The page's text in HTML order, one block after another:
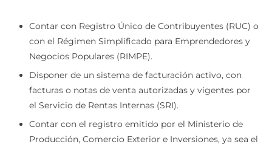
Contar con Registro Único de Contribuyentes (RUC) o
con el Régimen Simplificado para Emprendedores y
Negocios Populares (RIMPE).
Disponer de un sistema de facturación activo, con
facturas o notas de venta autorizadas y vigentes por
el Servicio de Rentas Internas (SRI).
Contar con el registro emitido por el Ministerio de
Producción, Comercio Exterior e Inversiones, ya sea el